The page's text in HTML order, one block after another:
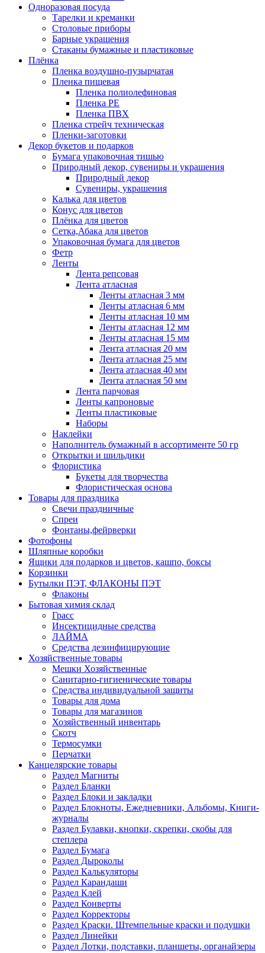
Одноразовая посуда
Тарелки и креманки
Столовые приборы
Барные украшения
Стаканы бумажные и пластиковые
Плёнка
Пленка воздушно-пузырчатая
Пленка пищевая
Пленка полиолефиновая
Пленка PE
Пленка ПВХ
Пленка стрейч техническая
Пленки-заготовки
Декор букетов и подарков
Бумага упаковочная тишью
Природный декор, сувениры и украшения
Природный декор
Сувениры, украшения
Калька для цветов
Конус для цветов
Плёнка для цветов
Сетка,Абака для цветов
Упаковочная бумага для цветов
Фетр
Ленты
Лента репсовая
Лента атласная
Ленты атласная 3 мм
Ленты атласная 6 мм
Ленты атласная 10 мм
Ленты атласная 12 мм
Ленты атласная 15 мм
Лента атласная 20 мм
Лента атласная 25 мм
Лента атласная 40 мм
Лента атласная 50 мм
Лента парчовая
Ленты капроновые
Ленты пластиковые
Наборы
Наклейки
Наполнитель бумажный в ассортименте 50 гр
Открытки и шильдики
Флористика
Букеты для творчества
Флористическая основа
Товары для праздника
Свечи праздничные
Спреи
Фонтаны,фейрверки
Фотофоны
Шляпные коробки
Ящики для подарков и цветов, кашпо, боксы
Корзинки
Бутылки ПЭТ, ФЛАКОНЫ ПЭТ
Флаконы
Бытовая химия склад
Грасс
Инсектицидные средства
ЛАЙМА
Средства дезинфицирующие
Хозяйственные товары
Мешки Хозяйственные
Санитарно-гигиенические товары
Средства индивидуальной защиты
Товары для дома
Товары для магазинов
Хозяйственный инвентарь
Скотч
Термосумки
Перчатки
Канцелярские товары
Раздел Магниты
Раздел Бланки
Раздел Блоки и закладки
Раздел Блокноты, Ежедневники, Альбомы, Книги-
журналы
Раздел Булавки, кнопки, скрепки, скобы для
степлера
Раздел Бумага
Раздел Дыроколы
Раздел Калькуляторы
Раздел Карандаши
Раздел Клей
Раздел Конверты
Раздел Корректоры
Раздел Краски. Штемпельные краски и подушки
Раздел Линейки
Раздел Лотки, подставки, планшеты, органайзеры